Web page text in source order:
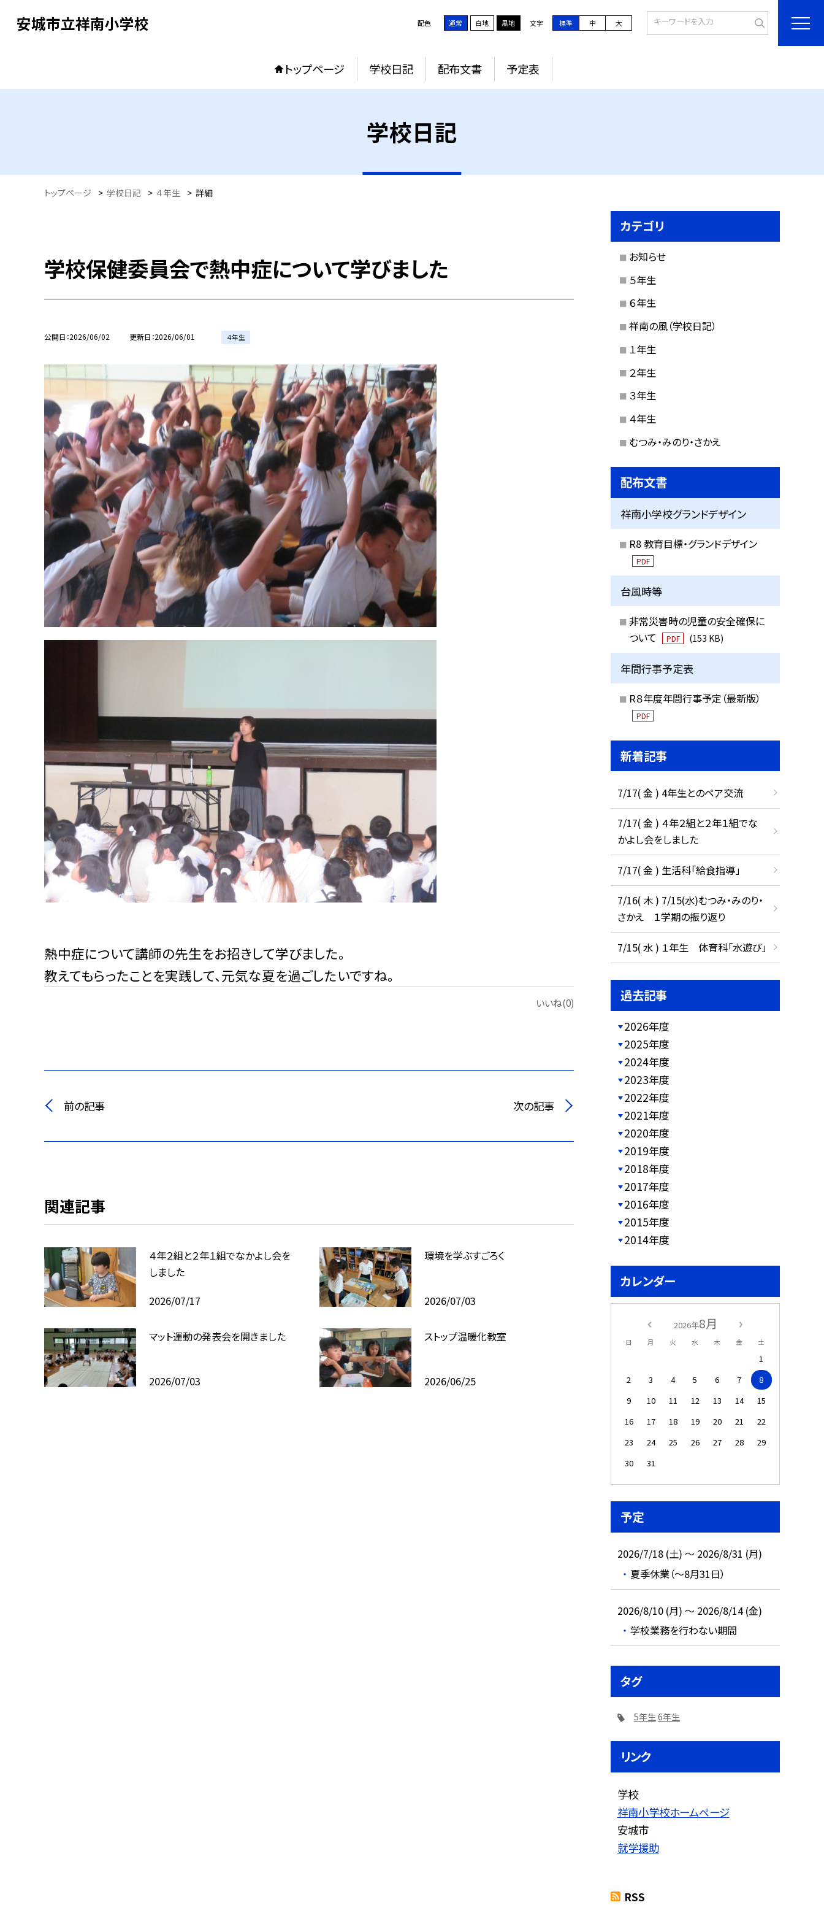
安城市立祥南小学校 配色 通常 白地 黒地 文字 標準 中 大
トップページ 学校日記 配布文書 予定表
学校日記
トップページ > 学校日記 > ４年生 > 詳細
学校保健委員会で熱中症について学びました
公開日 2026/06/02 更新日 2026/06/01 ４年生
熱中症について講師の先生をお招きして学びました。
教えてもらったことを実践して、元気な夏を過ごしたいですね。
いいね(0)
前の記事 次の記事
関連記事
４年２組と２年１組でなかよし会を
しました
2026/07/17
環境を学ぶすごろく
2026/07/03
マット運動の発表会を開きました
2026/07/03
ストップ温暖化教室
2026/06/25
カテゴリ
お知らせ
５年生
６年生
祥南の風（学校日記）
１年生
２年生
３年生
４年生
むつみ・みのり・さかえ
配布文書
祥南小学校グランドデザイン
R8 教育目標・グランドデザイン
PDF
台風時等
非常災害時の児童の安全確保に
ついて
PDF (153 KB)
年間行事予定表
R８年度年間行事予定（最新版）
PDF
新着記事
7/17( 金 ) 4年生とのペア交流
7/17( 金 ) ４年２組と２年１組でな
かよし会をしました
7/17( 金 ) 生活科「給食指導」
7/16( 木 ) 7/15(水)むつみ・みのり・
さかえ １学期の振り返り
7/15( 水 ) １年生 体育科「水遊び」
過去記事
2026年度
2025年度
2024年度
2023年度
2022年度
2021年度
2020年度
2019年度
2018年度
2017年度
2016年度
2015年度
2014年度
カレンダー
2026年8月
日 月 火 水 木 金 土
1
2
3 4 5 6 7
8
9
10 11 12 13 14
15
16
17 18 19 20 21
22
23
24 25 26 27 28
29
30
31
予定
2026/7/18 (土) ～ 2026/8/31 (月)
夏季休業（～8月31日）
2026/8/10 (月) ～ 2026/8/14 (金)
学校業務を行わない期間
タグ
5年生6年生
リンク
学校
祥南小学校ホームページ
安城市
就学援助
RSS